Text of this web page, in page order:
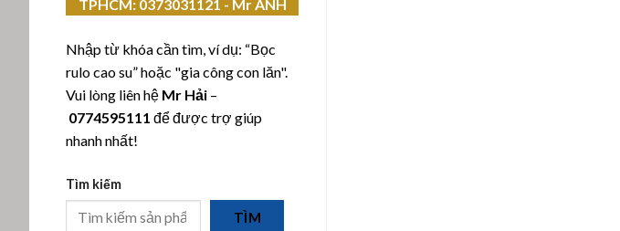
TPHCM: 0373031121 - Mr ANH
Nhập từ khóa cần tìm, ví dụ: “Bọc
rulo cao su” hoặc "gia công con lăn".
Vui lòng liên hệ Mr Hải –
0774595111 để được trợ giúp
nhanh nhất!
Tìm kiếm
TÌM